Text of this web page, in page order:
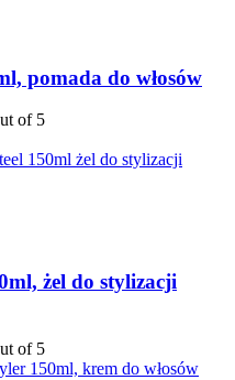
pomada do włosów
of 5
żel do stylizacji
of 5